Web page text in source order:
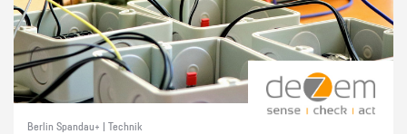
Berlin Spandau+ | Technik